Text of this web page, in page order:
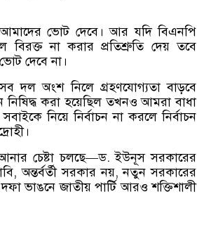
ভোট দেবে। আর যদি বিএনপি
না করার প্রতিশ্রুতি দেয় তবে
দেবে না।
দল অংশ নিলে গ্রহণযোগ্যতা বাড়বে
নিষিদ্ধ করা হয়েছিল তখনও আমরা বাধা
নিয়ে নির্বাচন না করলে নির্বাচন
চেষ্টা চলছে—ড. ইউনূস সরকারের
অন্তর্বর্তী সরকার নয়, নতুন সরকারের
ভাঙনে জাতীয় পার্টি আরও শক্তিশালী